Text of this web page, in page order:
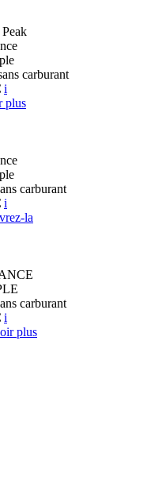
carburant
i
plus
carburant
i
la
carburant
i
plus